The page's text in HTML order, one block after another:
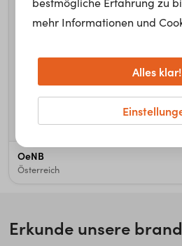
OeNB
Österreich
Erkunde unsere
mehr Informationen und
Alles klar!